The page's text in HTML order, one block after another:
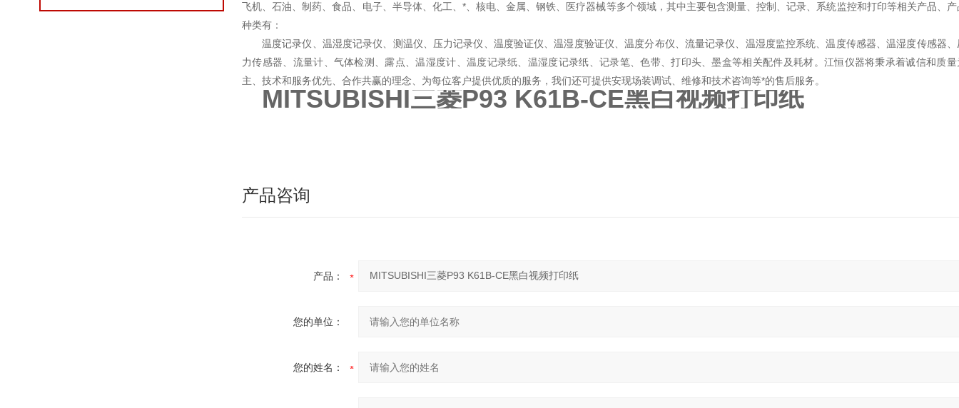
飞机、石油、制药、食品、电子、半导体、化工、*、核电、金属、钢铁、医疗器械等多个领域，其中主要包含测量、控制、记录、系统监控和打印等相关产品、产
种类有：
温度记录仪、温湿度记录仪、测温仪、压力记录仪、温度验证仪、温湿度验证仪、温度分布仪、流量记录仪、温湿度监控系统、温度传感器、温湿度传感器、
力传感器、流量计、气体检测、露点、温湿度计、温度记录纸、温湿度记录纸、记录笔、色带、打印头、墨盒等相关配件及耗材。江恒仪器将秉承着诚信和质量
主、技术和服务优先、合作共赢的理念、为每位客户提供优质的服务，我们还可提供安现场装调试、维修和技术咨询等*的售后服务。
MITSUBISHI三菱P93 K61B-CE黑白视频打印纸
产品咨询
产品：
您的单位：
您的姓名：